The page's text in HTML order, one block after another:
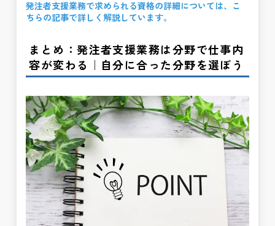
発注者支援業務で求められる資格の詳細については、こ
ちらの記事で詳しく解説しています。
まとめ：発注者支援業務は分野で仕事内
容が変わる｜自分に合った分野を選ぼう